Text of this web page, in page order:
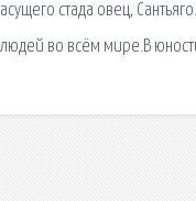
стада овец,
во всём мире.В